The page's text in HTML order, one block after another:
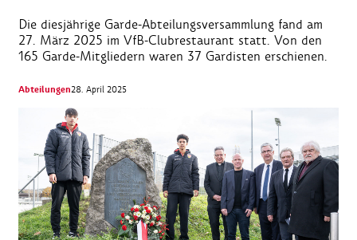
Die diesjährige Garde-Abteilungsversammlung fand am
27. März 2025 im VfB-Clubrestaurant statt. Von den
165 Garde-Mitgliedern waren 37 Gardisten erschienen.
Abteilungen28. April 2025